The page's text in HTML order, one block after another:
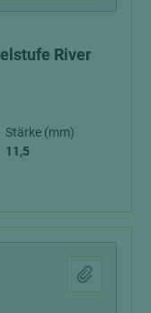
River
Stärke (mm)
11,5